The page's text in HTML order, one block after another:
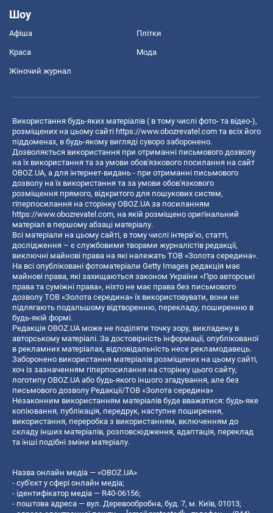
Шоу
Афіша Плітки
Краса Мода
Жіночий журнал
Використання будь-яких матеріалів ( в тому числі фото- та відео-),
розміщених на цьому сайті https://www.obozrevatel.com та всіх його
піддоменах, в будь-якому вигляді суворо заборонено.
Дозволяється використання при отриманні письмового дозволу
на їх використання та за умови обов'язкового посилання на сайт
OBOZ.UA, а для інтернет-видань - при отриманні письмового
дозволу на їх використання та за умови обов'язкового
розміщення прямого, відкритого для пошукових систем,
гіперпосилання на сторінку OBOZ.UA за посиланням
https://www.obozrevatel.com, на якій розміщено оригінальний
матеріал в першому абзаці матеріалу.
Всі матеріали на цьому сайті, в тому числі інтерв’ю, статті,
дослідження – є службовими творами журналістів редакції,
виключні майнові права на які належать ТОВ «Золота середина».
На всі опубліковані фотоматеріали Getty Images редакція має
майнові права, які захищаються законом України «Про авторські
права та суміжні права», ніхто не має права без письмового
дозволу ТОВ «Золота середина» їх використовувати, вони не
підлягають подальшому відтворенню, перекладу, поширенню в
будь-якій формі.
Редакція OBOZ.UA може не поділяти точку зору, викладену в
авторському матеріалі. За достовірність інформації, опублікованої
в рекламних матеріалах, відповідальність несе рекламодавець.
Заборонено використання матеріалів розміщених на цьому сайті,
хоч із зазначенням гіперпосилання на сторінку цього сайту,
логотипу OBOZ.UA або будь-якого іншого згадування, але без
письмового дозволу Редакції/ТОВ «Золота середина»
Незаконним використанням матеріалів буде вважатися: будь-яке
копiювання, публiкацiя, передрук, наступне поширення,
використання, переробка з використанням, включенням до
складу інших матеріалів, розповсюдження, адаптація, переклад
та інші подібні зміни матеріалу.
Назва онлайн медіа — «OBOZ.UA»
- суб'єкт у сфері онлайн медіа;
- ідентифікатор медіа — R40-06156;
- поштова адреса — вул. Деревообробна, буд. 7, м. Київ, 01013;